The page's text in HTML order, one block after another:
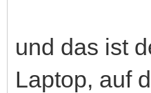
und das ist
Laptop, auf